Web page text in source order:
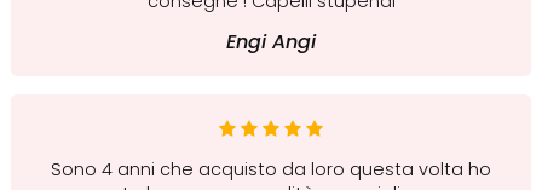
Engi Angi
Sono 4 anni che acquisto da loro questa volta ho